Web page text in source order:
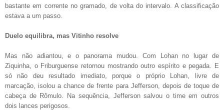
bastante em corrente no gramado, de volta do intervalo. A classificação
estava a um passo.
Duelo equilibra, mas Vitinho resolve
Mas não adiantou, e o panorama mudou. Com Lohan no lugar de
Ziquinha, o Friburguense retornou mostrando outro espírito e pegada. E
só não deu resultado imediato, porque o próprio Lohan, livre de
marcação, isolou a chance de frente para Jefferson, depois de toque de
cabeça de Rômulo. Na sequência, Jefferson salvou o time em outros
dois lances perigosos.